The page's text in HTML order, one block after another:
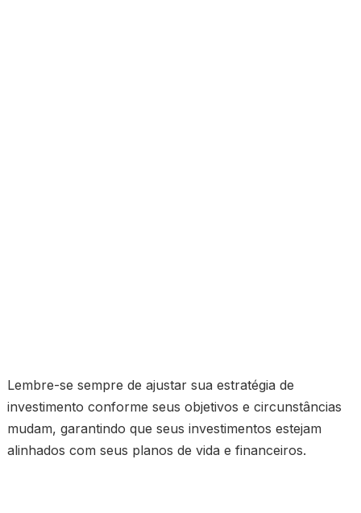
Lembre-se sempre de ajustar sua estratégia de
investimento conforme seus objetivos e circunstâncias
mudam, garantindo que seus investimentos estejam
alinhados com seus planos de vida e financeiros.